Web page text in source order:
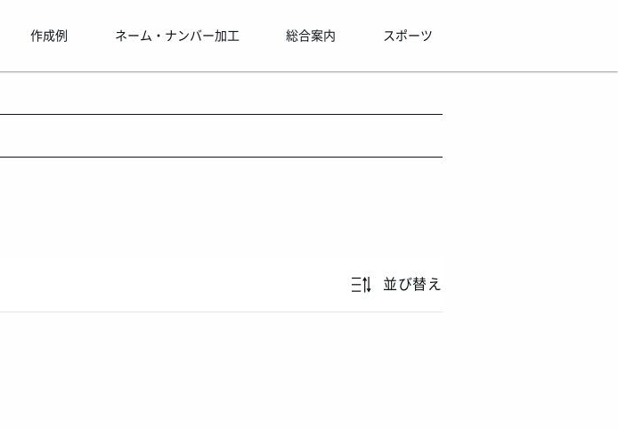
作成例 ネーム・ナンバー加工 総合案内 スポーツ
並び替え